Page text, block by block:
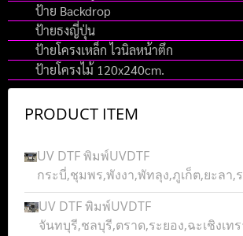
ป้าย Backdrop
ป้ายธงญี่ปุ่น
ป้ายโครงเหล็ก ไวนิลหน้าตึก
ป้ายโครงไม้ 120x240cm.
PRODUCT ITEM
UV DTF พิมพ์UVDTF
กระบี่,ชุมพร,พังงา,พัทลุง,ภูเก็ต,ยะลา,
UV DTF พิมพ์UVDTF
จันทบุรี,ชลบุรี,ตราด,ระยอง,ฉะเชิงเท